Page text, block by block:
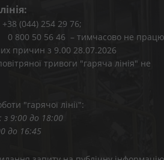
(044) 254 29 76;
56 46 – тимчасово не
причин з 9.00 28.07.2026
тривоги "гаряча лінія" не
"гарячої лінії":
9:00 до 18:00
до 16:45